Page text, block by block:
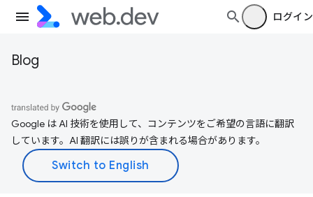
ログイン
Blog
Google は AI 技術を使用して、コンテンツをご希望の言語に翻訳
しています。AI 翻訳には誤りが含まれる場合があります。